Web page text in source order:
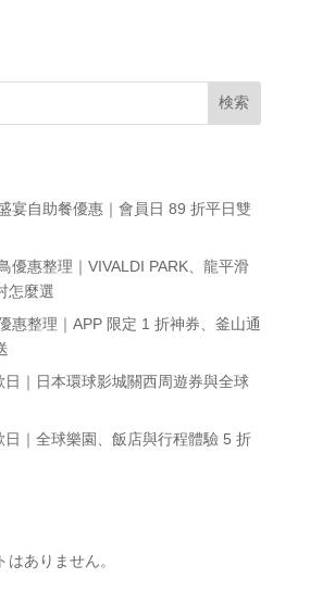
検索
宴自助餐優惠｜會員日 89 折平日雙
優惠整理｜VIVALDI PARK、龍平滑
怎麼選
惠整理｜APP 限定 1 折神券、釜山通
日｜日本環球影城關西周遊券與全球
日｜全球樂園、飯店與行程體驗 5 折
ありません。